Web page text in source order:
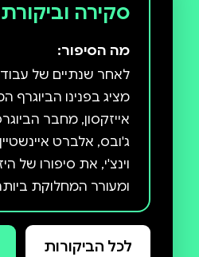
סקירה וביקורת
מה הסיפור:
לאחר שנתיים של
מציג בפנינו הביוגרף
אייזקסון, מחבר
ג'ובס, אלברט
וינצ'י, את סיפורו של
ומעורר המחלוקת
מאסק. מאסק, שהוביל
לעידן של כלי רכב
החלל בידי חברות
לכל הביקורות